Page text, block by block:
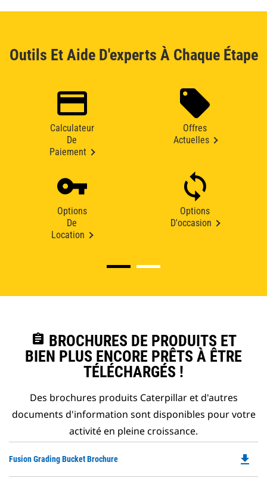
Outils Et Aide D'experts À Chaque Étape
Calculateur
De
Paiement
Offres
Actuelles
Options
De
Location
Options
D'occasion
assignment BROCHURES DE PRODUITS ET
BIEN PLUS ENCORE PRÊTS À ÊTRE
TÉLÉCHARGÉS !
Des brochures produits Caterpillar et d'autres
documents d'information sont disponibles pour votre
activité en pleine croissance.
Fusion Grading Bucket Brochure file_download